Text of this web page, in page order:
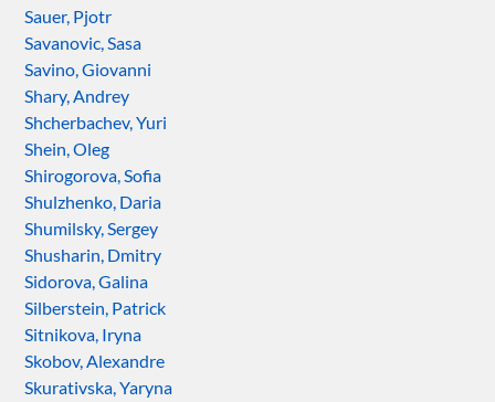
Sauer, Pjotr
Savanovic, Sasa
Savino, Giovanni
Shary, Andrey
Shcherbachev, Yuri
Shein, Oleg
Shirogorova, Sofia
Shulzhenko, Daria
Shumilsky, Sergey
Shusharin, Dmitry
Sidorova, Galina
Silberstein, Patrick
Sitnikova, Iryna
Skobov, Alexandre
Skurativska, Yaryna